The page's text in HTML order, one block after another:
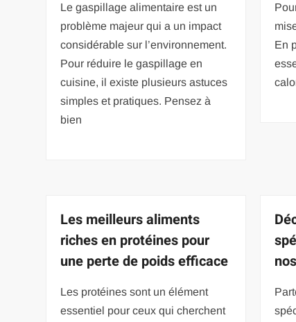
Le gaspillage alimentaire est un
problème majeur qui a un impact
considérable sur l’environnement.
Pour réduire le gaspillage en
cuisine, il existe plusieurs astuces
simples et pratiques. Pensez à
bien
En
Les meilleurs aliments
riches en protéines pour
une perte de poids efficace
Les protéines sont un élément
essentiel pour ceux qui cherchent